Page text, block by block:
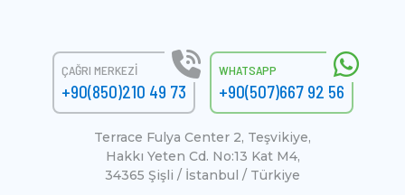
ÇAĞRI MERKEZI
+90(850)210 49 73
WHATSAPP
+90(507)667 92 56
Terrace Fulya Center 2, Teşvikiye,
Hakkı Yeten Cd. No:13 Kat M4,
34365 Şişli / İstanbul / Türkiye